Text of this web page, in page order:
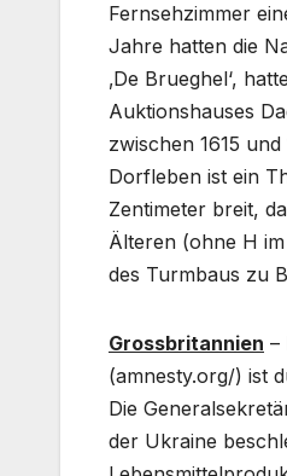
Fernsehzimmer
Jahre hatten die
‚De Brueghel‘,
Auktionshauses
zwischen 1615
Dorfleben ist ein
Zentimeter breit,
Älteren (ohne H
des Turmbaus zu
Grossbritannien –
(amnesty.org/) ist
Die
der Ukraine